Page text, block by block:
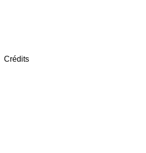
Crédits